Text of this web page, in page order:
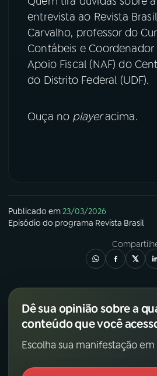
TikTok
entrevista ao Revista
Carvalho, professor do
Contábeis e
Apoio Fiscal (NAF) do
do Distrito Federal (UDF).
Ouça no playeracima.
Publicado em23/03/2026
Episódio do programa Revista Brasil
Dê sua opinião sobre a
conteúdo que você
Escolha sua manifestação